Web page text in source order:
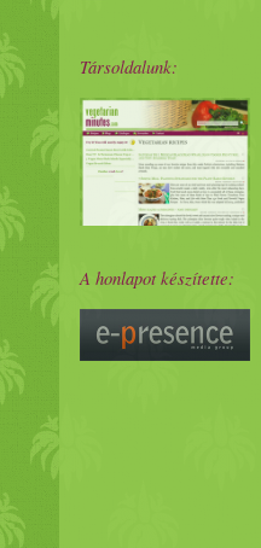
Társoldalunk:
A honlapot készítette: